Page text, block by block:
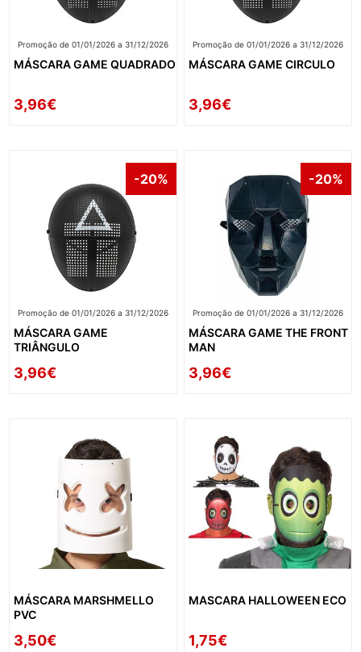
Promoção de 01/01/2026 a 31/12/2026
MÁSCARA GAME QUADRADO
3,96€
Promoção de 01/01/2026 a 31/12/2026
MÁSCARA GAME CIRCULO
3,96€
-20%
Promoção de 01/01/2026 a 31/12/2026
MÁSCARA GAME
TRIÂNGULO
3,96€
-20%
Promoção de 01/01/2026 a 31/12/2026
MÁSCARA GAME THE FRONT
MAN
3,96€
MÁSCARA MARSHMELLO
PVC
3,50€
MASCARA HALLOWEEN ECO
1,75€